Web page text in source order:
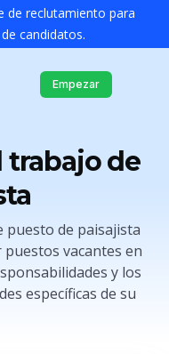
de reclutamiento para
candidatos.
Empezar
trabajo de
puesto de paisajista
vacantes en
y los
específicas de su